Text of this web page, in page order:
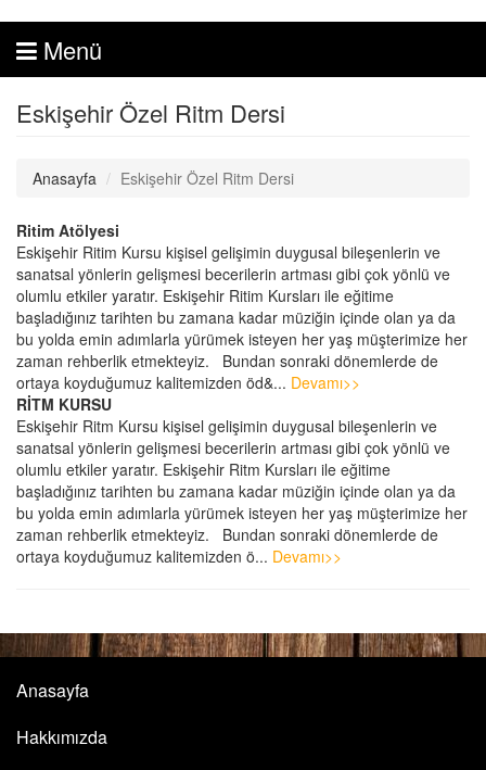
Menü
Eskişehir Özel Ritm Dersi
Anasayfa Eskişehir Özel Ritm Dersi
Ritim Atölyesi
Eskişehir Ritim Kursu kişisel gelişimin duygusal bileşenlerin ve
sanatsal yönlerin gelişmesi becerilerin artması gibi çok yönlü ve
olumlu etkiler yaratır. Eskişehir Ritim Kursları ile eğitime
başladığınız tarihten bu zamana kadar müziğin içinde olan ya da
bu yolda emin adımlarla yürümek isteyen her yaş müşterimize her
zaman rehberlik etmekteyiz. Bundan sonraki dönemlerde de
ortaya koyduğumuz kalitemizden öd&... Devamı>>
RİTM KURSU
Eskişehir Ritm Kursu kişisel gelişimin duygusal bileşenlerin ve
sanatsal yönlerin gelişmesi becerilerin artması gibi çok yönlü ve
olumlu etkiler yaratır. Eskişehir Ritm Kursları ile eğitime
başladığınız tarihten bu zamana kadar müziğin içinde olan ya da
bu yolda emin adımlarla yürümek isteyen her yaş müşterimize her
zaman rehberlik etmekteyiz. Bundan sonraki dönemlerde de
ortaya koyduğumuz kalitemizden ö... Devamı>>
Anasayfa
Hakkımızda